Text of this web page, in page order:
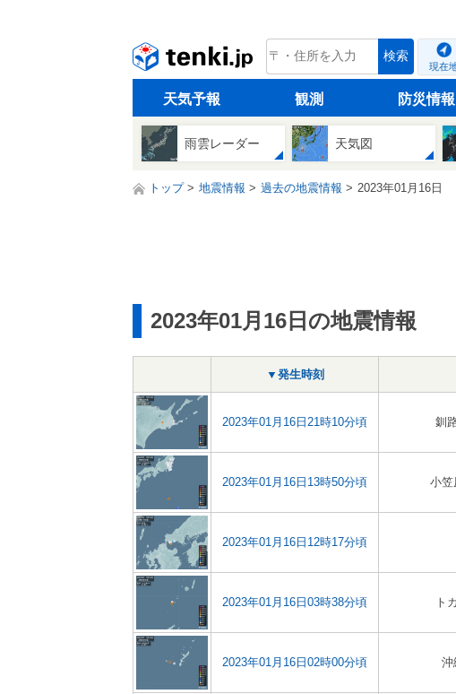
tenki.jp 検索
現在
天気予報 観測 防災情報
雨雲レーダー 天気図
トップ 地震情報 過去の地震情報 2023年01月16日
2023年01月16日の地震情報
▼発生時刻
2023年01月16日21時10分頃 釧
2023年01月16日13時50分頃 小笠
2023年01月16日12時17分頃
2023年01月16日03時38分頃 ト
2023年01月16日02時00分頃 沖